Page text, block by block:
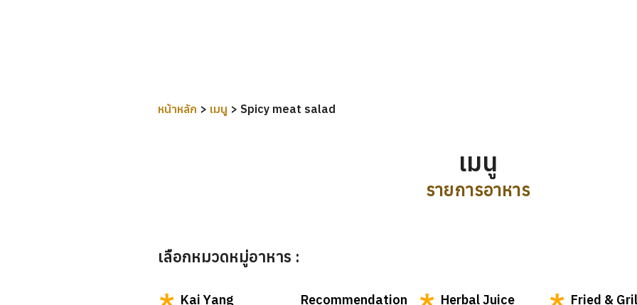
หน้าหลัก > เมนู > Spicy meat salad
เมนู
รายการอาหาร
เลือกหมวดหมู่อาหาร :
Kai Yang
Recommendation
Herbal Juice Fried &